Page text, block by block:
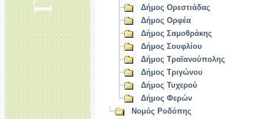
Δήμος Ορεστιάδας
Δήμος Ορφέα
Δήμος Σαμοθράκης
Δήμος Σουφλίου
Δήμος Τραϊανούπολης
Δήμος Τριγώνου
Δήμος Τυχερού
Δήμος Φερών
Νομός Ροδόπης